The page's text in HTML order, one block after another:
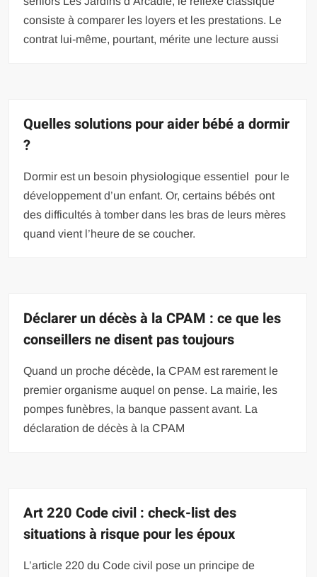
consiste à comparer les loyers et les prestations. Le
contrat lui-même, pourtant, mérite une lecture aussi
Quelles solutions pour aider bébé a dormir
?
Dormir est un besoin physiologique essentiel pour le
développement d’un enfant. Or, certains bébés ont
des difficultés à tomber dans les bras de leurs mères
quand vient l’heure de se coucher.
Déclarer un décès à la CPAM : ce que les
conseillers ne disent pas toujours
Quand un proche décède, la CPAM est rarement le
premier organisme auquel on pense. La mairie, les
pompes funèbres, la banque passent avant. La
déclaration de décès à la CPAM
Art 220 Code civil : check-list des
situations à risque pour les époux
L’article 220 du Code civil pose un principe de